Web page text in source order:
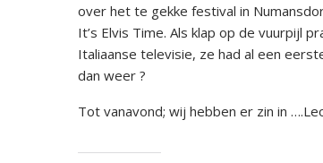
over het te gekke festival in
It’s Elvis Time. Als klap op de vuurpijl
Italiaanse televisie, ze had al een
dan weer ?
Tot vanavond; wij hebben er zin in